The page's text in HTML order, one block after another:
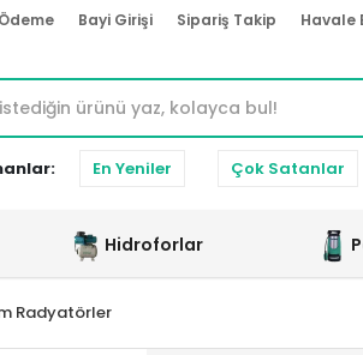
Ödeme Bayi Girişi Sipariş Takip Havale
En Yeniler Çok Satanlar
Hidroforlar
Radyatörler